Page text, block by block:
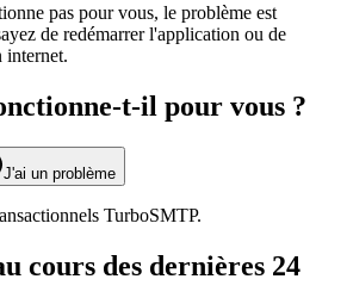
pas pour vous, le problème est
de redémarrer l'application ou de
internet.
t-il pour vous ?
J'ai un problème
TurboSMTP.
cours des dernières 24